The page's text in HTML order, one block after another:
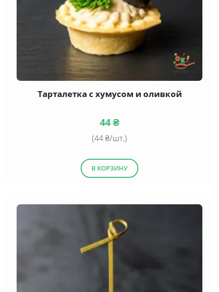
Тарталетка с хумусом и оливкой
44₴
(44₴/шт.)
В КОРЗИНУ